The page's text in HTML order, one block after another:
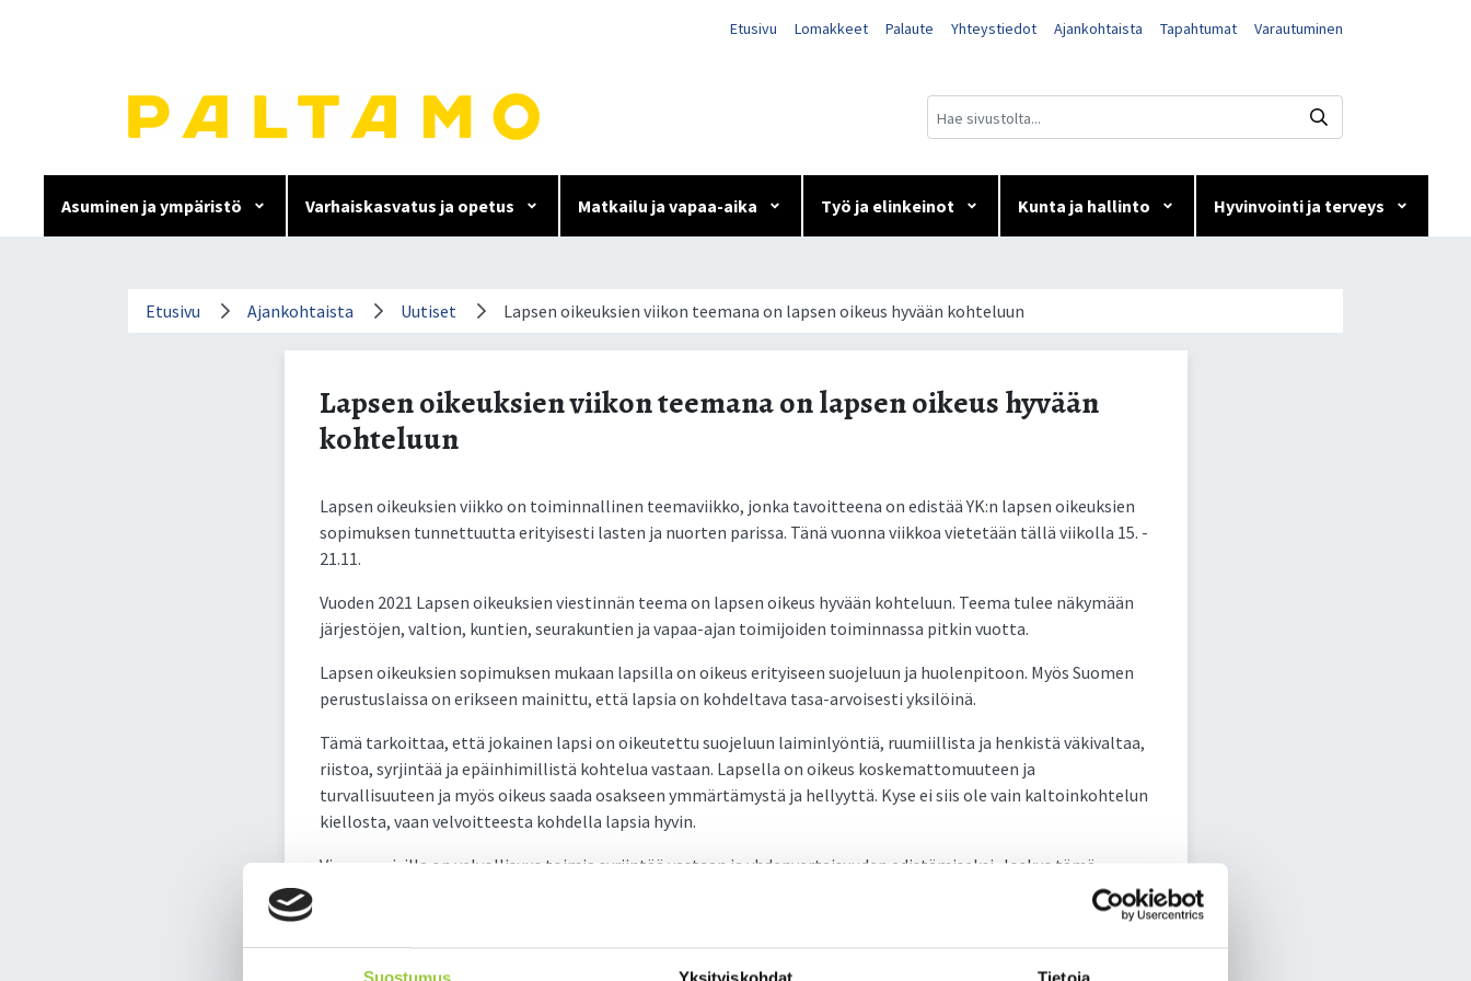
Etusivu Lomakkeet Palaute Yhteystiedot Ajankohtaista Tapahtumat Varautuminen
Asuminen ja ympäristö Varhaiskasvatus ja opetus Matkailu ja vapaa-aika Työ ja elinkeinot Kunta ja hallinto Hyvinvointi ja terveys
Lapsen oikeuksien viikon teemana on lapsen oikeus hyvään
Etusivu Ajankohtaista Uutiset Lapsen oikeuksien viikon teemana on lapsen oikeus hyvään kohteluun
Lapsen oikeuksien viikon teemana on lapsen oikeus hyvään
kohteluun
Lapsen oikeuksien viikko on toiminnallinen teemaviikko, jonka tavoitteena on edistää YK:n lapsen oikeuksien
sopimuksen tunnettuutta erityisesti lasten ja nuorten parissa. Tänä vuonna viikkoa vietetään tällä viikolla 15. -
21.11.
Vuoden 2021 Lapsen oikeuksien viestinnän teema on lapsen oikeus hyvään kohteluun. Teema tulee näkymään
järjestöjen, valtion, kuntien, seurakuntien ja vapaa-ajan toimijoiden toiminnassa pitkin vuotta.
Lapsen oikeuksien sopimuksen mukaan lapsilla on oikeus erityiseen suojeluun ja huolenpitoon. Myös Suomen
perustuslaissa on erikseen mainittu, että lapsia on kohdeltava tasa-arvoisesti yksilöinä.
Tämä tarkoittaa, että jokainen lapsi on oikeutettu suojeluun laiminlyöntiä, ruumiillista ja henkistä väkivaltaa,
riistoa, syrjintää ja epäinhimillistä kohtelua vastaan. Lapsella on oikeus koskemattomuuteen ja
turvallisuuteen ja myös oikeus saada osakseen ymmärtämystä ja hellyyttä. Kyse ei siis ole vain kaltoinkohtelun
kiellosta, vaan velvoitteesta kohdella lapsia hyvin.
Viranomaisilla on velvollisuus toimia syrjintää vastaan ja yhdenvertaisuuden edistämiseksi. Joskus tämä
tarkoittaa jonkin ryhmän positiivista erityiskohtelua, jos ryhmän oikeudet eivät toteudu yhdenvertaisesti
muiden kanssa. Lapsen oikeuksien komitea on todennut yleiskommentissaan nro 5 (englanniksi YK:n sivuilla),
että syrjimättömyyteen on kiinnitettävä erityistä huomiota, kun valtiot tekevät lapsia koskevia kansallisia
strategioita ja suunnitelmia.